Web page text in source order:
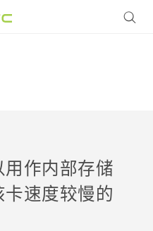
作内部存储
速度较慢的